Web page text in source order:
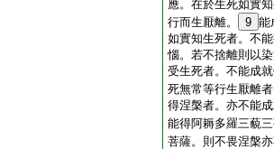
應。在於生死如實
行而生厭離。
9 能
如實知生死者。不
惱。若不捨離則以
受生死者。不能成
死無常等行生厭離
得涅槃者。亦不能
能得阿耨多羅三藐
菩薩。則不畏涅槃